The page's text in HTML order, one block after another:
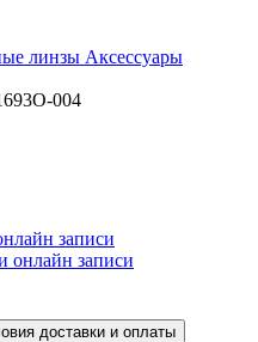
линзы Аксессуары
записи
доставки и оплаты